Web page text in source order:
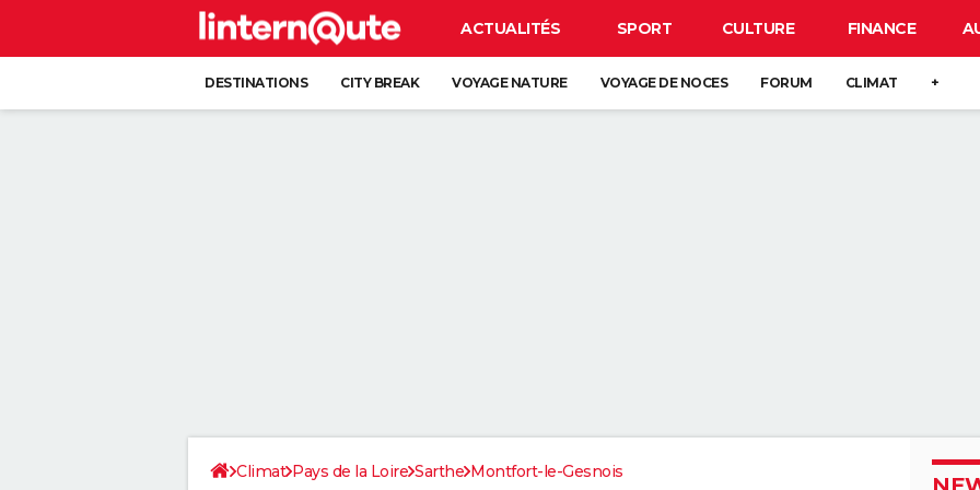
ACTUALITÉS SPORT CULTURE FINANCE
DESTINATIONS CITY BREAK VOYAGE NATURE VOYAGE DE NOCES FORUM CLIMAT +
Climat Pays de la Loire Sarthe Montfort-le-Gesnois